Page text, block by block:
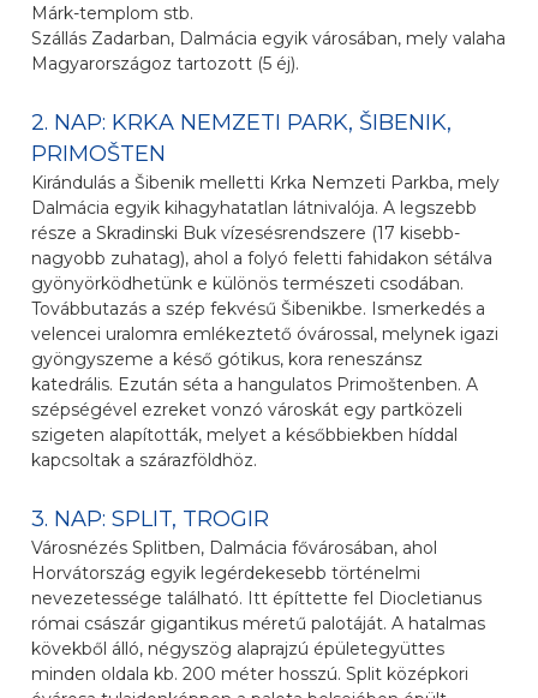
Márk-templom stb.
Szállás Zadarban, Dalmácia egyik városában, mely valaha
Magyarországoz tartozott (5 éj).
2. NAP: KRKA NEMZETI PARK, ŠIBENIK,
PRIMOŠTEN
Kirándulás a Šibenik melletti Krka Nemzeti Parkba, mely
Dalmácia egyik kihagyhatatlan látnivalója. A legszebb
része a Skradinski Buk vízesésrendszere (17 kisebb-
nagyobb zuhatag), ahol a folyó feletti fahidakon sétálva
gyönyörködhetünk e különös természeti csodában.
Továbbutazás a szép fekvésű Šibenikbe. Ismerkedés a
velencei uralomra emlékeztető óvárossal, melynek igazi
gyöngyszeme a késő gótikus, kora reneszánsz
katedrális. Ezután séta a hangulatos Primoštenben. A
szépségével ezreket vonzó városkát egy partközeli
szigeten alapították, melyet a későbbiekben híddal
kapcsoltak a szárazföldhöz.
3. NAP: SPLIT, TROGIR
Városnézés Splitben, Dalmácia fővárosában, ahol
Horvátország egyik legérdekesebb történelmi
nevezetessége található. Itt építtette fel Diocletianus
római császár gigantikus méretű palotáját. A hatalmas
kövekből álló, négyszög alaprajzú épületegyüttes
minden oldala kb. 200 méter hosszú. Split középkori